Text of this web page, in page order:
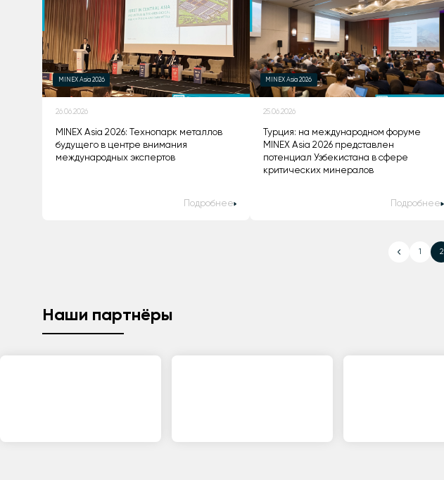
MINEX Asia 2026
26.06.2026
MINEX Asia 2026: Технопарк металлов
будущего в центре внимания
международных экспертов
Подробнее
MINEX Asia 2026
25.06.2026
Турция: на международном форуме
MINEX Asia 2026 представлен
потенциал Узбекистана в сфере
критических минералов
Подробнее
1 2
Наши партнёры